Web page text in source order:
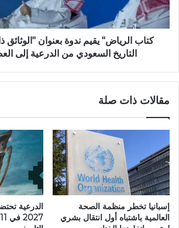
كتاب الرياض" يقيم ندوة بعنوان "الوثائق
التاريخ السعودي من الدرعية إلى
مقالات ذات صلة
إسبانيا تخطر منظمة الصحة
العالمية باشتباه أول انتقال بشري
الدرعية